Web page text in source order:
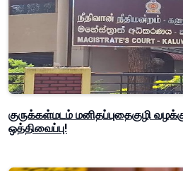
குருக்கள்மடம் மனிதப்புதைகுழி
ஒத்திவைப்பு!